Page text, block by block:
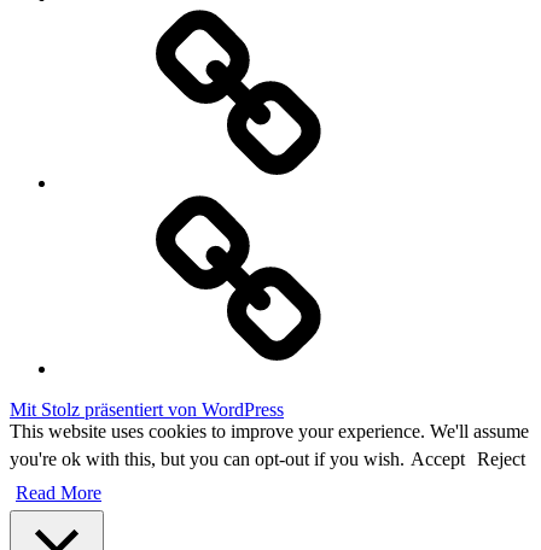
Datenschutzerklärung
Mit Stolz präsentiert von WordPress
This website uses cookies to improve your experience. We'll assume
you're ok with this, but you can opt-out if you wish. Accept Reject
Read More